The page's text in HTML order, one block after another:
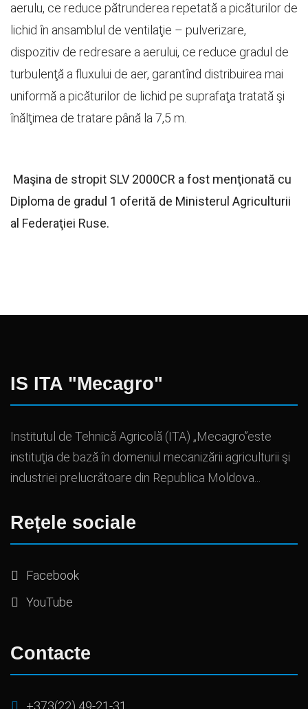
aerulu, ce reduce pătrunderea repetată a picăturilor de
lichid în ansamblul de ventilaţie – pulverizare,
dispozitiv de redresare a aerului, ce reduce gradul de
turbulenţă a fluxului de aer, garantînd distribuirea mai
uniformă a picăturilor de lichid pe suprafaţa tratată şi
înălţimea de tratare până la 7,5 m.
Maşina de stropit SLV 2000CR a fost menţionată cu
Diploma de gradul 1 oferită de Ministerul Agriculturii
al Federaţiei Ruse.
IS ITA "Mecagro"
Institutul de Tehnică Agricolă (ITA) „Mecagro”este
instituţia de bază în domeniul mecanizării agriculturii şi
industriei prelucrătoare din Republica Moldova...
Rețele sociale
Facebook
YouTube
Contacte
+373(22) 49-21-31